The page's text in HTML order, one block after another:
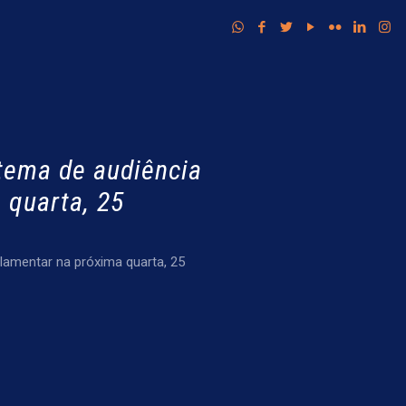
de audiência
quarta, 25
na próxima quarta, 25